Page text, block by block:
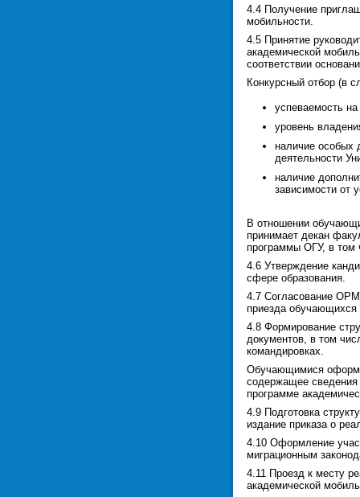
4.4 Получение
мобильности.
4.5 Принятие
академической
соответствии
Конкурсный отбор (в
успеваемость
уровень
наличие особых
деятельности
наличие
зависимости от
В отношении
принимает декан
программы ОГУ, в том
4.6 Утверждение
сфере образования.
4.7 Согласование
приезда обучающихся
4.8 Формирование
документов, в том
командировках.
Обучающимися
содержащее сведения
программе
4.9 Подготовка
издание приказа о
4.10 Оформление
миграционным
4.11 Проезд к месту
академической